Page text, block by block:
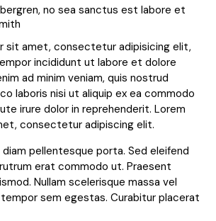
no sea sanctus est labore et
sit amet, consectetur adipisicing elit,
incididunt ut labore et dolore
ad minim veniam, quis nostrud
laboris nisi ut aliquip ex ea commodo
irure dolor in reprehenderit. Lorem
consectetur adipiscing elit.
pellentesque porta. Sed eleifend
erat commodo ut. Praesent
Nullam scelerisque massa vel
sem egestas. Curabitur placerat